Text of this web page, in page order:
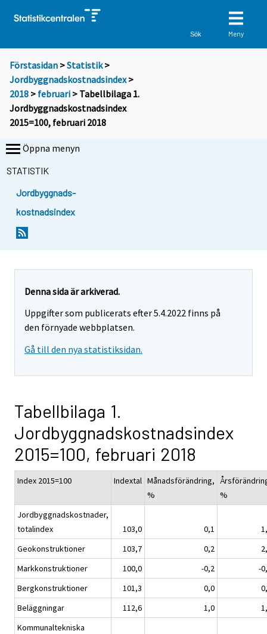
Sök Meny
Förstasidan >Statistik >
Jordbyggnadskostnadsindex>
2018 > februari > Tabellbilaga 1.
Jordbyggnadskostnadsindex
2015=100, februari 2018
Öppna menyn
STATISTIK
Jordbyggnads-
kostnadsindex
Denna sida är arkiverad.
Uppgifter som publicerats efter 5.4.2022 finns på
den förnyade webbplatsen.
Gå till den nya statistiksidan.
Tabellbilaga 1.
Jordbyggnadskostnadsindex
2015=100, februari 2018
Index 2015=100 Indextal Månadsförändring,
%
%
Jordbyggnadskostnader,
totalindex
103,0 0,1
Geokonstruktioner
103,7 0,2
Markkonstruktioner
100,0 -0,2
-
Bergkonstruktioner
101,3 0,0
Beläggningar
112,6 1,0
Kommunaltekniska